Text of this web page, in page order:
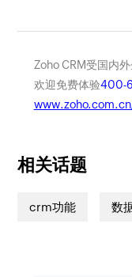
Zoho CRM受国内
欢迎免费体验400-
相关话题
crm功能 数